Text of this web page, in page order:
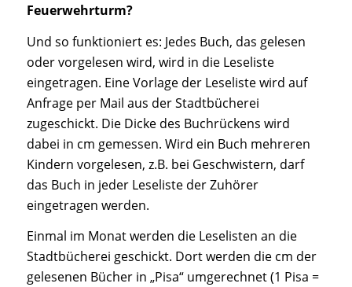
Feuerwehrturm?
Und so funktioniert es: Jedes Buch, das gelesen
oder vorgelesen wird, wird in die Leseliste
eingetragen. Eine Vorlage der Leseliste wird auf
Anfrage per Mail aus der Stadtbücherei
zugeschickt. Die Dicke des Buchrückens wird
dabei in cm gemessen. Wird ein Buch mehreren
Kindern vorgelesen, z.B. bei Geschwistern, darf
das Buch in jeder Leseliste der Zuhörer
eingetragen werden.
Einmal im Monat werden die Leselisten an die
Stadtbücherei geschickt. Dort werden die cm der
gelesenen Bücher in „Pisa“ umgerechnet (1 Pisa =